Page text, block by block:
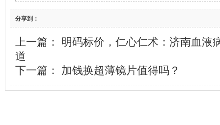
分享到：
上一篇：
明码标价，仁心仁术：济南血液
道
下一篇：
加钱换超薄镜片值得吗？